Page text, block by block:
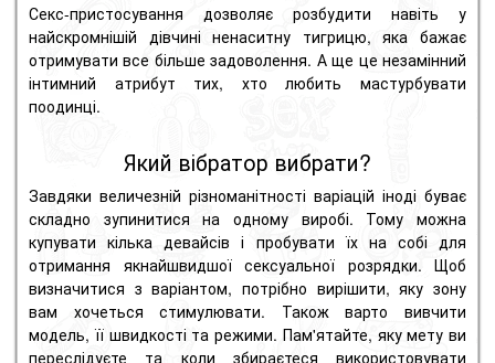
Секс-пристосування дозволяє розбудити навіть у
найскромнішій дівчині ненаситну тигрицю, яка бажає
отримувати все більше задоволення. А ще це незамінний
інтимний атрибут тих, хто любить мастурбувати
поодинці.
Який вібратор вибрати?
Завдяки величезній різноманітності варіацій іноді буває
складно зупинитися на одному виробі. Тому можна
купувати кілька девайсів і пробувати їх на собі для
отримання якнайшвидшої сексуальної розрядки. Щоб
визначитися з варіантом, потрібно вирішити, яку зону
вам хочеться стимулювати. Також варто вивчити
модель, її швидкості та режими. Пам'ятайте, яку мету ви
переслідуєте та коли збираєтеся використовувати